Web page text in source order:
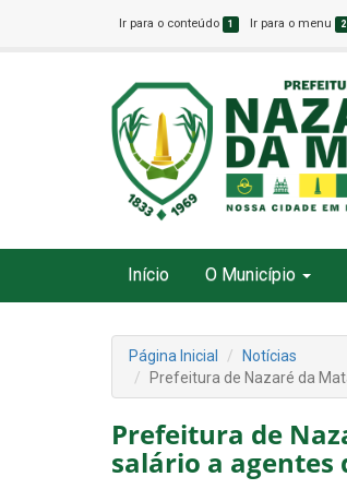
Ir para o conteúdo 1 Ir para o menu 2
Início O Município
Página Inicial
Notícias
Prefeitura de Nazaré da
Prefeitura de
salário a agentes